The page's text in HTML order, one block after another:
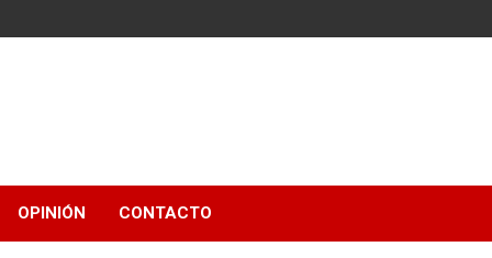
OPINIÓN CONTACTO